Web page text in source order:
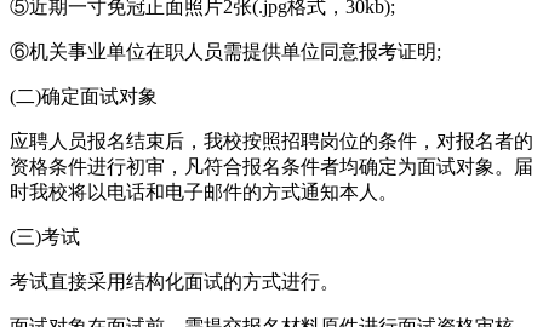
⑤近期一寸免冠正面照片2张(.jpg格式，30kb);
⑥机关事业单位在职人员需提供单位同意报考证明;
(二)确定面试对象
应聘人员报名结束后，我校按照招聘岗位的条件，对报名者的
资格条件进行初审，凡符合报名条件者均确定为面试对象。届
时我校将以电话和电子邮件的方式通知本人。
(三)考试
考试直接采用结构化面试的方式进行。